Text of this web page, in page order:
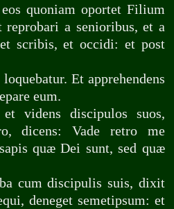
quoniam oportet Filium
a senioribus, et a
scribis, et occidi: et post
Et apprehendens
eum.
videns discipulos suos,
dicens: Vade retro me
quæ Dei sunt, sed quæ
cum discipulis suis, dixit
deneget semetipsum: et